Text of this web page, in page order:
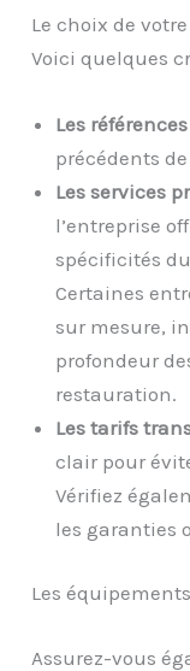
Le choix de
Voici quelques
Les références
précédents
Les services
l’entreprise
spécificités
Certaines
sur mesure,
profondeur
restauration.
Les tarifs
clair pour
Vérifiez
les garanties
Les
Assurez-vous